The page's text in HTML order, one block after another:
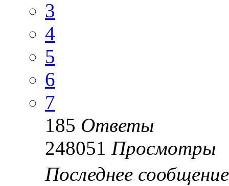
3
4
5
6
7
185 Ответы
248051 Просмотры
Последнее